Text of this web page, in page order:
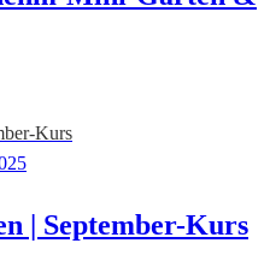
| September-Kurs